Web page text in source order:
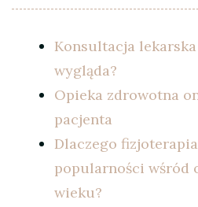
Konsultacja
wygląda?
Opieka zdrowotna
pacjenta
Dlaczego
popularności wśród
wieku?